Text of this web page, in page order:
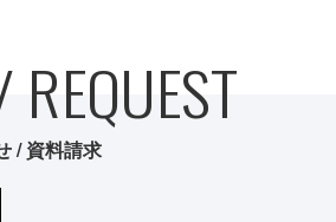
/ 資料請求